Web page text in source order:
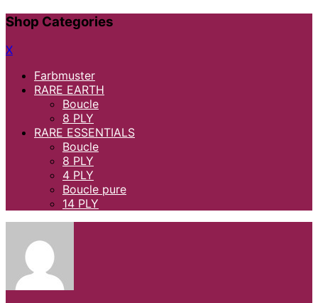
Skip
content
Shop Categories
X
Farbmuster
RARE EARTH
Boucle
8 PLY
RARE ESSENTIALS
Boucle
8 PLY
4 PLY
Boucle pure
14 PLY